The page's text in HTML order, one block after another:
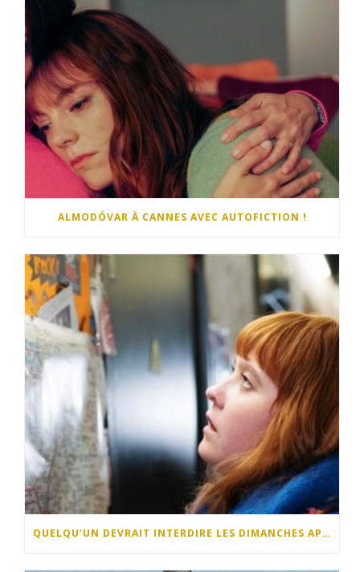
ALMODÓVAR À CANNES AVEC AUTOFICTION !
QUELQU’UN DEVRAIT INTERDIRE LES DIMANCHES APRÈS-MIDI